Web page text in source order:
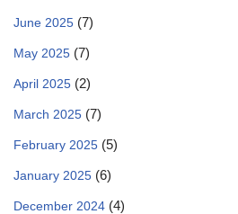
June 2025 (7)
May 2025 (7)
April 2025 (2)
March 2025 (7)
February 2025 (5)
January 2025 (6)
December 2024 (4)